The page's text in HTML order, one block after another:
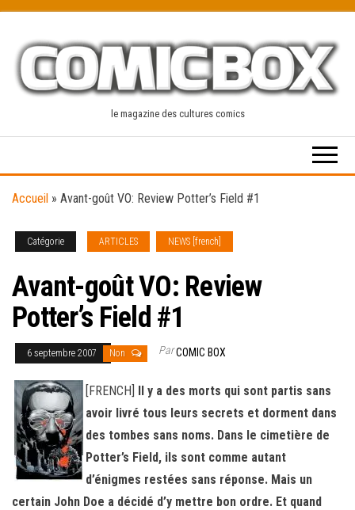
content
le magazine des cultures comics
Accueil » Avant-goût VO: Review Potter’s Field #1
Catégorie ARTICLES NEWS [french]
Avant-goût VO: Review
Potter’s Field #1
6 septembre 2007 Non ParCOMIC BOX
[FRENCH] Il y a des morts qui sont partis sans
avoir livré tous leurs secrets et dorment dans
des tombes sans noms. Dans le cimetière de
Potter’s Field, ils sont comme autant
d’énigmes restées sans réponse. Mais un
certain John Doe a décidé d’y mettre bon ordre. Et quand